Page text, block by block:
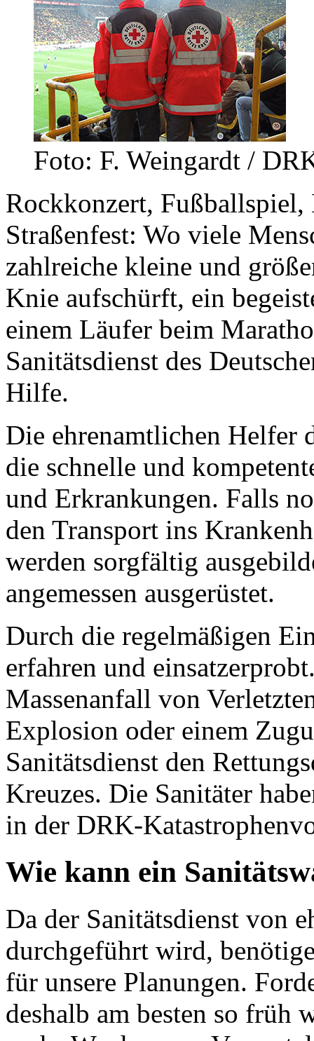
Foto: F. Weingardt /
Rockkonzert, Fußballspiel,
Straßenfest: Wo viele
zahlreiche kleine und
Knie aufschürft, ein
einem Läufer beim
Sanitätsdienst des
Hilfe.
Die ehrenamtlichen Helfer
die schnelle und
und Erkrankungen. Falls
den Transport ins
werden sorgfältig
angemessen ausgerüstet.
Durch die regelmäßigen
erfahren und
Massenanfall von
Explosion oder einem
Sanitätsdienst den
Kreuzes. Die Sanitäter
in der DRK-
Wie kann ein
Da der Sanitätsdienst von
durchgeführt wird,
für unsere Planungen.
deshalb am besten so früh